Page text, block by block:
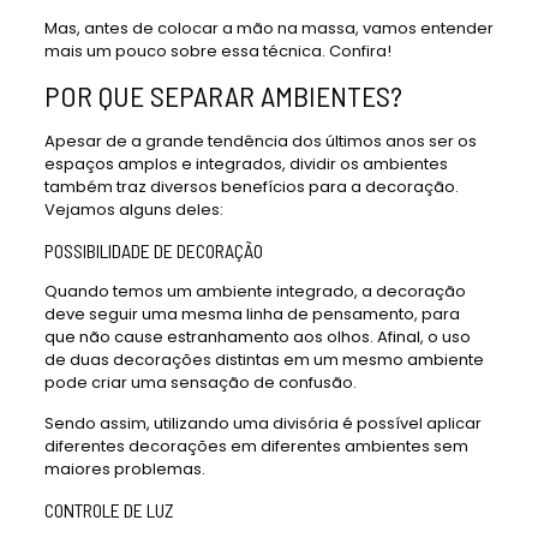
Mas, antes de colocar a mão na massa, vamos entender
mais um pouco sobre essa técnica. Confira!
POR QUE SEPARAR AMBIENTES?
Apesar de a grande tendência dos últimos anos ser os
espaços amplos e integrados, dividir os ambientes
também traz diversos benefícios para a decoração.
Vejamos alguns deles:
POSSIBILIDADE DE DECORAÇÃO
Quando temos um ambiente integrado, a decoração
deve seguir uma mesma linha de pensamento, para
que não cause estranhamento aos olhos. Afinal, o uso
de duas decorações distintas em um mesmo ambiente
pode criar uma sensação de confusão.
Sendo assim, utilizando uma divisória é possível aplicar
diferentes decorações em diferentes ambientes sem
maiores problemas.
CONTROLE DE LUZ